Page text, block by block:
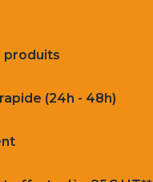
produits
(24h - 48h)